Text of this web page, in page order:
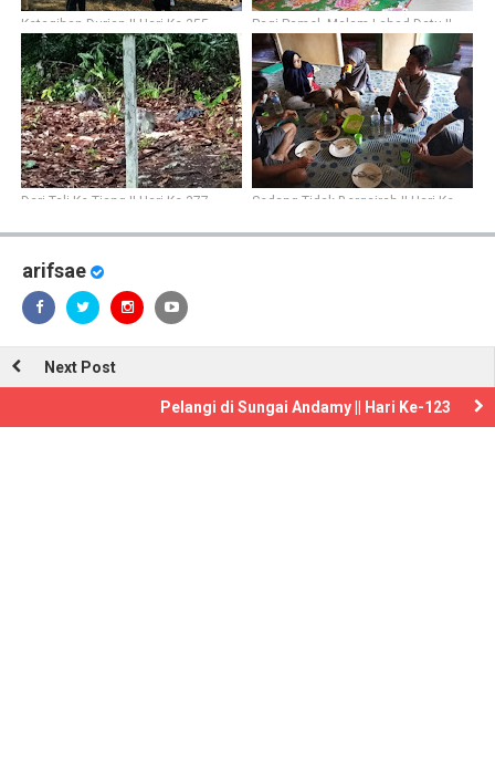
Ketagihan Durian || Hari Ke-355
Pagi Pamol, Malam Lahad Datu ||
Hari Ke-336
Dari Tali Ke Tiang || Hari Ke-377
Sedang Tidak Bergairah || Hari Ke-
arifsae
Next Post
Pelangi di Sungai Andamy || Hari Ke-123